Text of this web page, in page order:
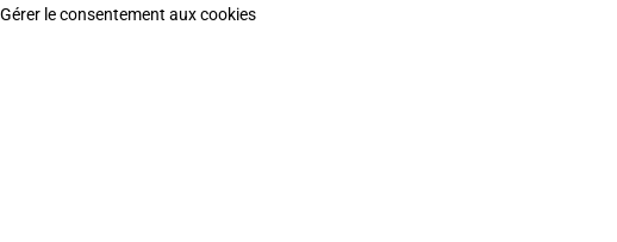
Gérer le consentement aux cookies